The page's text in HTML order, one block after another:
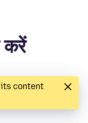
करें
content